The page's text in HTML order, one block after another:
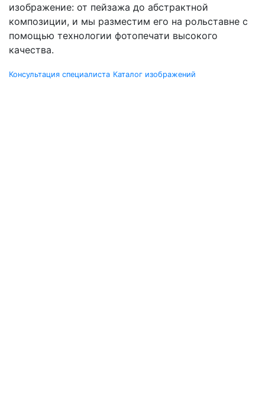
изображение: от пейзажа до абстрактной
композиции, и мы разместим его на рольставне с
помощью технологии фотопечати высокого
качества.
Консультация специалиста Каталог изображений